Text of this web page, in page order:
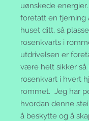
uønskede
foretatt en fjerning
huset ditt, så
rosenkvarts i
utdrivelsen er
være helt sikker så
rosenkvart i hvert
rommet. Jeg har
hvordan denne
å beskytte og å